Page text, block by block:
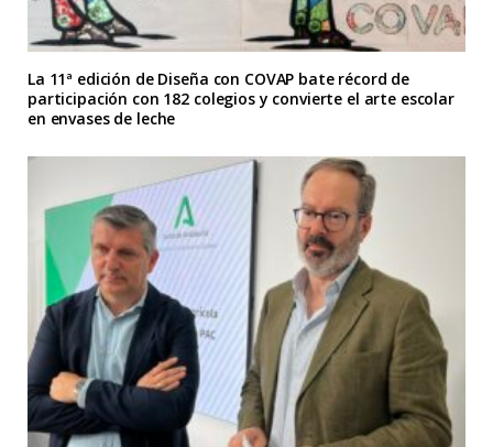
La 11ª edición de Diseña con COVAP bate récord de
participación con 182 colegios y convierte el arte escolar
en envases de leche